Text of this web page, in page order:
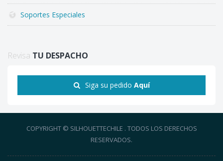
Soportes Especiales
Revisa TU DESPACHO
Siga su pedido Aquí
COPYRIGHT © SILHOUETTECHILE . TODOS LOS DERECHOS
RESERVADOS.